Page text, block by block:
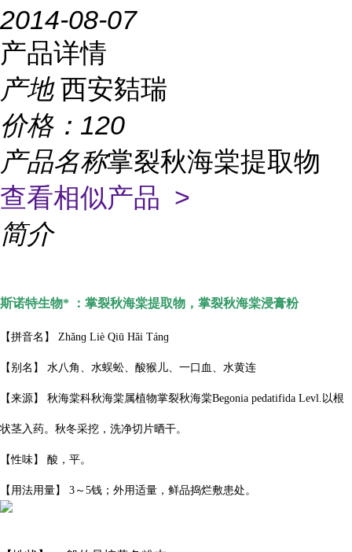
2014-08-07
产品详情
产地 西安夡瑞
价格： 120
产品名称掌裂秋海棠提取物
查看相似产品 >
简介
斯诺特生物* ： 掌裂秋海棠提取物， 掌裂秋海棠浸膏粉
【拼音名】 Zhǎnɡ Liè Qiū Hǎi Tánɡ
【别名】 水八角、水蜈蚣、酸猴儿、一口血、水黄连
【来源】 秋海棠科秋海棠属植物掌裂秋海棠Begonia pedatifida Levl.以根
状茎入药。秋冬采挖，洗净切片晒干。
【性味】 酸，平。
【用法用量】 3 ～ 5钱；外用适量，鲜品捣烂敷患处。